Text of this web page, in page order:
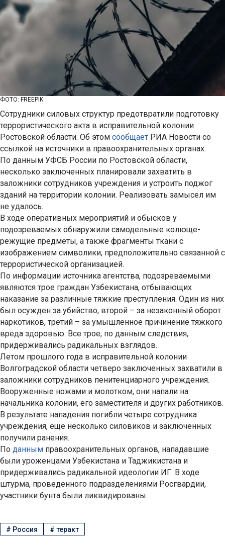
ФОТО: FREEPIK
Сотрудники силовых структур предотвратили подготовку
террористического акта в исправительной колонии
Ростовской области. Об этом сообщает РИА Новости со
ссылкой на источники в правоохранительных органах.
По данным УФСБ России по Ростовской области,
несколько заключенных планировали захватить в
заложники сотрудников учреждения и устроить поджог
зданий на территории колонии. Реализовать замысел им
не удалось.
В ходе оперативных мероприятий и обысков у
подозреваемых обнаружили самодельные колюще-
режущие предметы, а также фрагменты ткани с
изображением символики, предположительно связанной с
террористической организацией.
По информации источника агентства, подозреваемыми
являются трое граждан Узбекистана, отбывающих
наказание за различные тяжкие преступления. Один из них
был осужден за убийство, второй – за незаконный оборот
наркотиков, третий – за умышленное причинение тяжкого
вреда здоровью. Все трое, по данным следствия,
придерживались радикальных взглядов.
Летом прошлого года в исправительной колонии
Волгоградской области четверо заключенных захватили в
заложники сотрудников пенитенциарного учреждения.
Вооруженные ножами и молотком, они напали на
начальника колонии, его заместителя и других работников.
В результате нападения погибли четыре сотрудника
учреждения, еще несколько силовиков и заключенных
получили ранения.
По данным правоохранительных органов, нападавшие
были уроженцами Узбекистана и Таджикистана и
придерживались радикальной идеологии ИГ. В ходе
штурма, проведенного подразделениями Росгвардии,
участники бунта были ликвидированы.
# Россия # теракт